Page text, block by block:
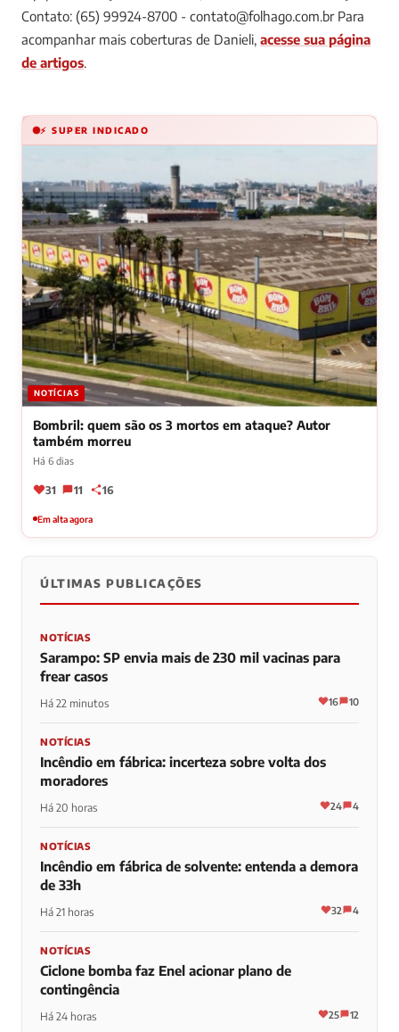
Contato: (65) 99924-8700 - contato@folhago.com.brPara
acompanhar mais coberturas de Danieli, acesse sua página
de artigos.
⚡ SUPER INDICADO
NOTÍCIAS
Bombril: quem são os 3 mortos em ataque? Autor
também morreu
Há 6 dias
31 11 16
Em alta agora
ÚLTIMAS PUBLICAÇÕES
NOTÍCIAS
Sarampo: SP envia mais de 230 mil vacinas para
frear casos
Há 22 minutos 16 10
NOTÍCIAS
Incêndio em fábrica: incerteza sobre volta dos
moradores
Há 20 horas 24 4
NOTÍCIAS
Incêndio em fábrica de solvente: entenda a demora
de 33h
Há 21 horas 32 4
NOTÍCIAS
Ciclone bomba faz Enel acionar plano de
contingência
Há 24 horas 25 12